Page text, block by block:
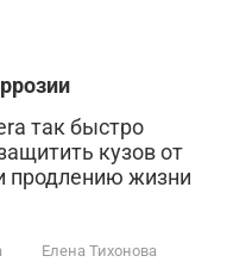
так быстро
кузов от
продлению жизни
Елена Тихонова